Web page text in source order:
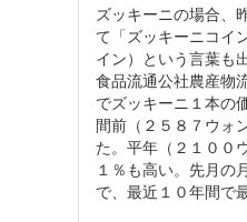
ズッキーニの場合、
て「ズッキーニコイ
イン）という言葉も
食品流通公社農産物
でズッキーニ１本の
間前（２５８７ウォ
た。平年（２１００
１％も高い。先月の
で、最近１０年間で